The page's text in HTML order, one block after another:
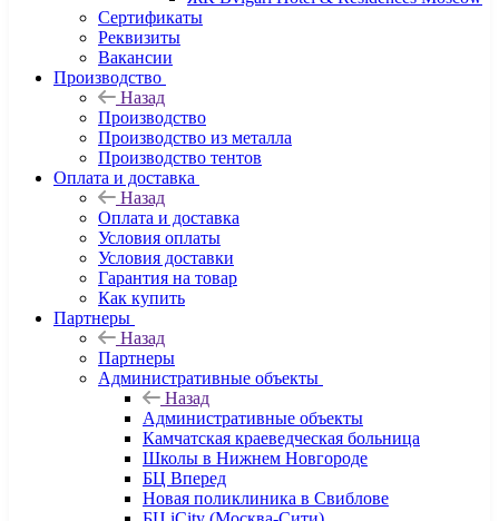
Сертификаты
Реквизиты
Вакансии
Производство
Назад
Производство
Производство из металла
Производство тентов
Оплата и доставка
Назад
Оплата и доставка
Условия оплаты
Условия доставки
Гарантия на товар
Как купить
Партнеры
Назад
Партнеры
Административные объекты
Назад
Административные объекты
Камчатская краеведческая больница
Школы в Нижнем Новгороде
БЦ Вперед
Новая поликлиника в Свиблове